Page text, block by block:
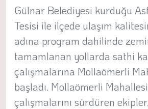
Gülnar Belediyesi kurduğu
Tesisi ile ilçede ulaşım
adına program dahilinde
tamamlanan yollarda sathi
çalışmalarına Mollaömerli
başladı. Mollaömerli
çalışmalarını sürdüren